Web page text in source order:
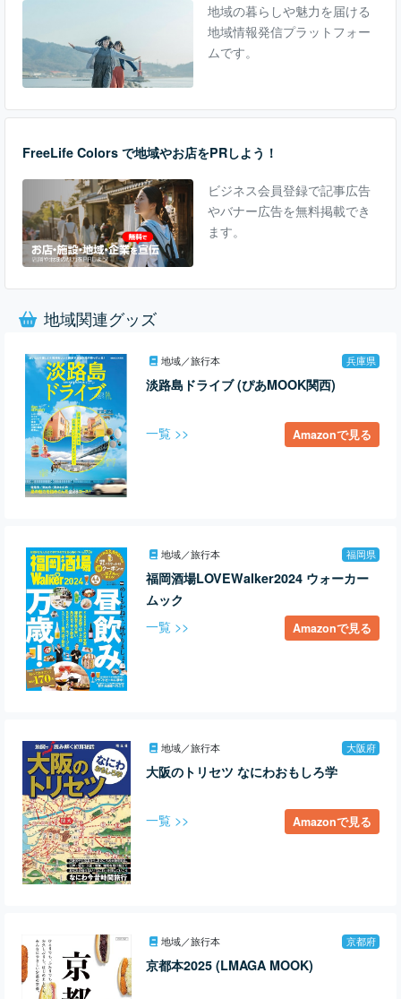
地域の暮らしや魅力を届ける
地域情報発信プラットフォー
ムです。
FreeLife Colors で地域やお店をPRしよう！
ビジネス会員登録で記事広告
やバナー広告を無料掲載でき
ます。
地域関連グッズ
地域／旅行本 兵庫県
淡路島ドライブ (ぴあMOOK関西)
一覧 >> Amazonで見る
地域／旅行本 福岡県
福岡酒場LOVEWalker2024 ウォーカー
ムック
一覧 >> Amazonで見る
地域／旅行本 大阪府
大阪のトリセツ なにわおもしろ学
一覧 >> Amazonで見る
地域／旅行本 京都府
京都本2025 (LMAGA MOOK)